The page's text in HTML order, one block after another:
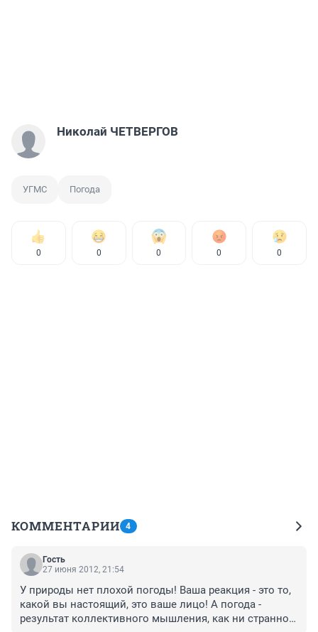
Николай ЧЕТВЕРГОВ
УГМС Погода
0 0 0 0 0
КОММЕНТАРИИ 4
Гость
27 июня 2012, 21:54
У природы нет плохой погоды! Ваша реакция - это то,
какой вы настоящий, это ваше лицо! А погода -
результат коллективного мышления, как ни странно.